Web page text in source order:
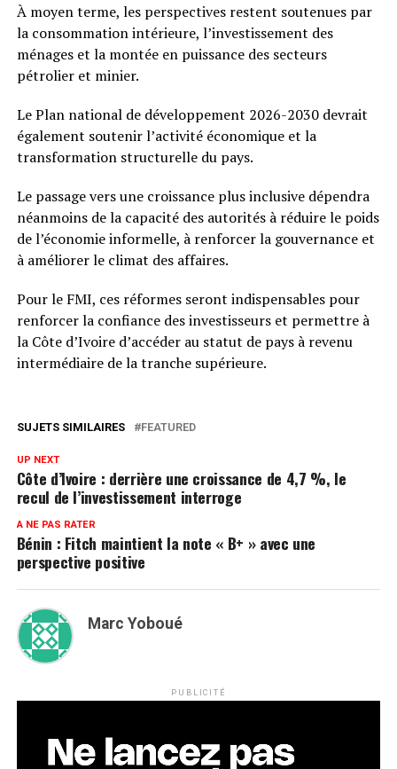
À moyen terme, les perspectives restent soutenues par
la consommation intérieure, l’investissement des
ménages et la montée en puissance des secteurs
pétrolier et minier.
Le Plan national de développement 2026-2030 devrait
également soutenir l’activité économique et la
transformation structurelle du pays.
Le passage vers une croissance plus inclusive dépendra
néanmoins de la capacité des autorités à réduire le poids
de l’économie informelle, à renforcer la gouvernance et
à améliorer le climat des affaires.
Pour le FMI, ces réformes seront indispensables pour
renforcer la confiance des investisseurs et permettre à
la Côte d’Ivoire d’accéder au statut de pays à revenu
intermédiaire de la tranche supérieure.
SUJETS SIMILAIRES FEATURED
UP NEXT
Côte d’Ivoire : derrière une croissance de 4,7 %, le
recul de l’investissement interroge
A NE PAS RATER
Bénin : Fitch maintient la note « B+ » avec une
perspective positive
Marc Yoboué
PUBLICITÉ